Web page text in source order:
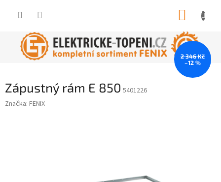
Zápustný rám E 850 5401226
Značka: FENIX
2 346 Kč
–12 %